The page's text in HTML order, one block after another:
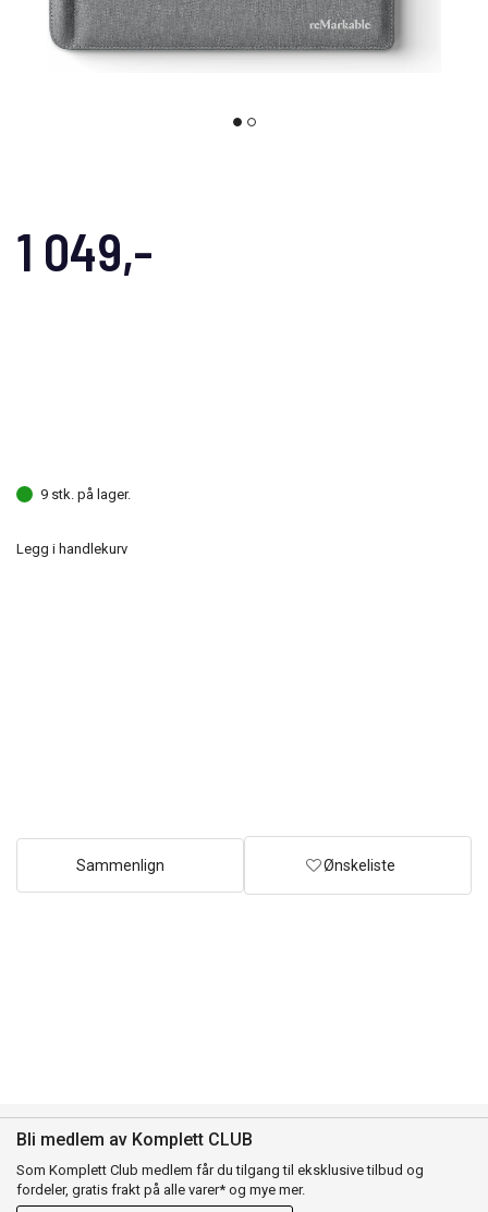
1 049,-
9 stk. på lager.
Legg i handlekurv
Sammenlign Ønskeliste
Bli medlem av Komplett CLUB
Som Komplett Club medlem får du tilgang til eksklusive tilbud og
fordeler, gratis frakt på alle varer* og mye mer.